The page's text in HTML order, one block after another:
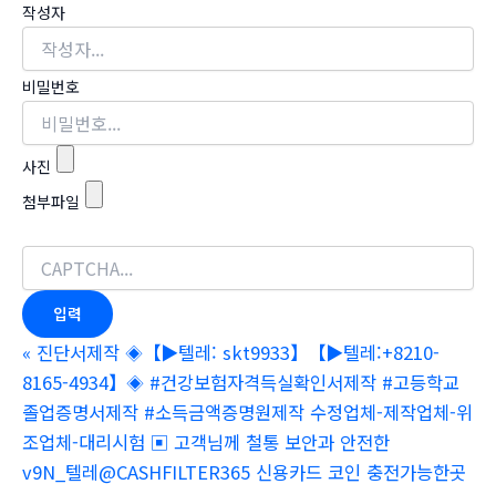
작성자
비밀번호
사진
첨부파일
« 진단서제작 ◈【▶텔레: skt9933】【▶텔레:+8210-
8165-4934】◈ #건강보험자격득실확인서제작 #고등학교
졸업증명서제작 #소득금액증명원제작 수정업체-제작업체-위
조업체-대리시험 ▣ 고객님께 철통 보안과 안전한
v9N_텔레@CASHFILTER365 신용카드 코인 충전가능한곳